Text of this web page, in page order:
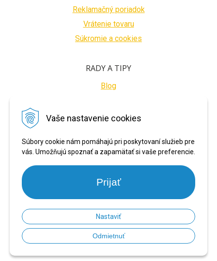
Vaše nastavenie cookies
Súbory cookie nám pomáhajú pri poskytovaní služieb pre
vás. Umožňujú spoznať a zapamätať si vaše preferencie.
Prijať
Nastaviť
Odmietnuť
Reklamačný poriadok
Vrátenie tovaru
Súkromie a cookies
RADY A TIPY
Blog
BEZPEČNÉ PLATBY
© 2026 PRONARADIE.SK • NextShop&e-shop Pohoda Connector NextCom